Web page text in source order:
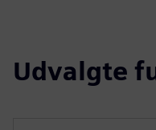
Udvalgte